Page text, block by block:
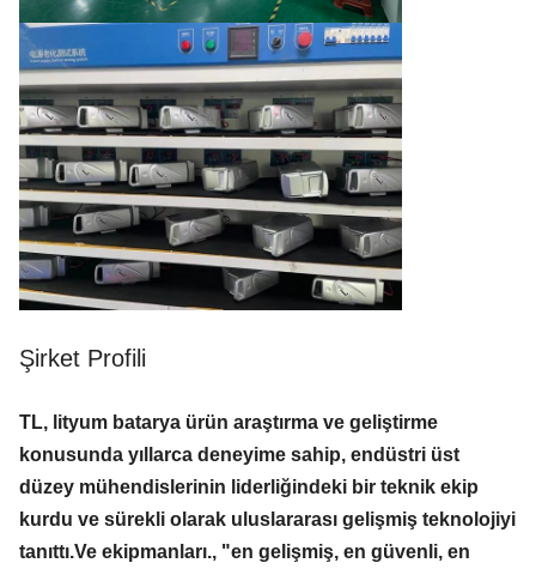
Şirket Profili
TL, lityum batarya ürün araştırma ve geliştirme
konusunda yıllarca deneyime sahip, endüstri üst
düzey mühendislerinin liderliğindeki bir teknik ekip
kurdu ve sürekli olarak uluslararası gelişmiş teknolojiyi
tanıttı.Ve ekipmanları., "en gelişmiş, en güvenli, en